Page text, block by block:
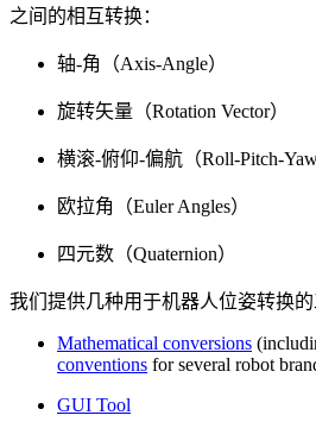
之间的相互转换：
轴-角（Axis-Angle）
旋转矢量（Rotation Vector）
横滚-俯仰-偏航（Roll-Pitch-Yaw
欧拉角（Euler Angles）
四元数（Quaternion）
我们提供几种用于机器人位姿转换的
Mathematical conversions
conventions for several robot
GUI Tool